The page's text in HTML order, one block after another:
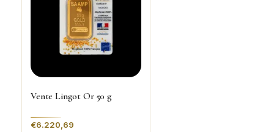
Vente Lingot Or 50 g
€6.220,69